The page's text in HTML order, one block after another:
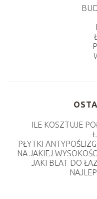
ILE KOSZTUJE
PŁYTKI
NA JAKIEJ
JAKI BLAT DO